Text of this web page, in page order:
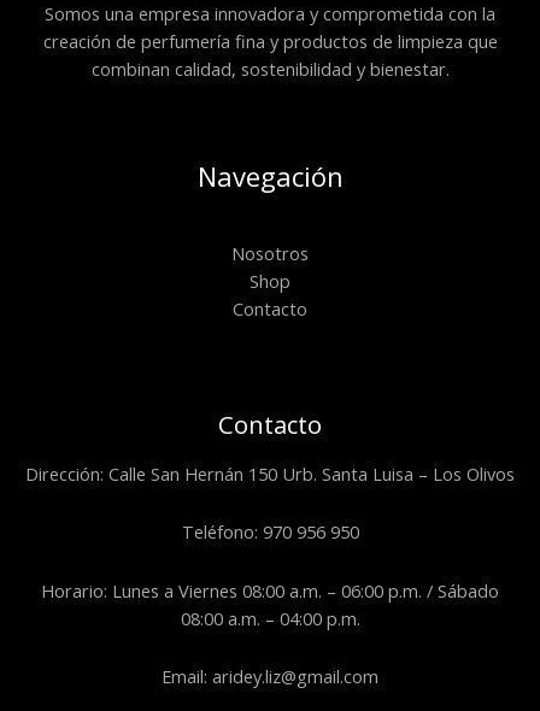
Somos una empresa innovadora y comprometida con la
creación de perfumería fina y productos de limpieza que
combinan calidad, sostenibilidad y bienestar.
Navegación
Nosotros
Shop
Contacto
Contacto
Dirección: Calle San Hernán 150 Urb. Santa Luisa – Los Olivos
Teléfono: 970 956 950
Horario: Lunes a Viernes 08:00 a.m. – 06:00 p.m. / Sábado
08:00 a.m. – 04:00 p.m.
Email: aridey.liz@gmail.com